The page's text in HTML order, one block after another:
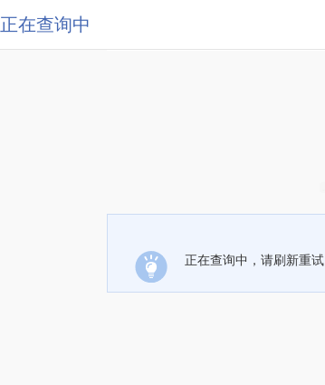
正在查询中
正在查询中，请刷新重试